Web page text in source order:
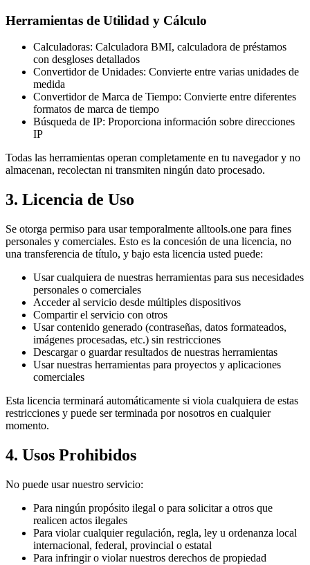
Herramientas de Utilidad y Cálculo
Calculadoras: Calculadora BMI, calculadora de préstamos
con desgloses detallados
Convertidor de Unidades: Convierte entre varias unidades de
medida
Convertidor de Marca de Tiempo: Convierte entre diferentes
formatos de marca de tiempo
Búsqueda de IP: Proporciona información sobre direcciones
IP
Todas las herramientas operan completamente en tu navegador y no
almacenan, recolectan ni transmiten ningún dato procesado.
3. Licencia de Uso
Se otorga permiso para usar temporalmente alltools.one para fines
personales y comerciales. Esto es la concesión de una licencia, no
una transferencia de título, y bajo esta licencia usted puede:
Usar cualquiera de nuestras herramientas para sus necesidades
personales o comerciales
Acceder al servicio desde múltiples dispositivos
Compartir el servicio con otros
Usar contenido generado (contraseñas, datos formateados,
imágenes procesadas, etc.) sin restricciones
Descargar o guardar resultados de nuestras herramientas
Usar nuestras herramientas para proyectos y aplicaciones
comerciales
Esta licencia terminará automáticamente si viola cualquiera de estas
restricciones y puede ser terminada por nosotros en cualquier
momento.
4. Usos Prohibidos
No puede usar nuestro servicio:
Para ningún propósito ilegal o para solicitar a otros que
realicen actos ilegales
Para violar cualquier regulación, regla, ley u ordenanza local
internacional, federal, provincial o estatal
Para infringir o violar nuestros derechos de propiedad